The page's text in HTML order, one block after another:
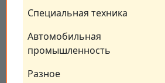
Специальная техника
Автомобильная
промышленность
Разное